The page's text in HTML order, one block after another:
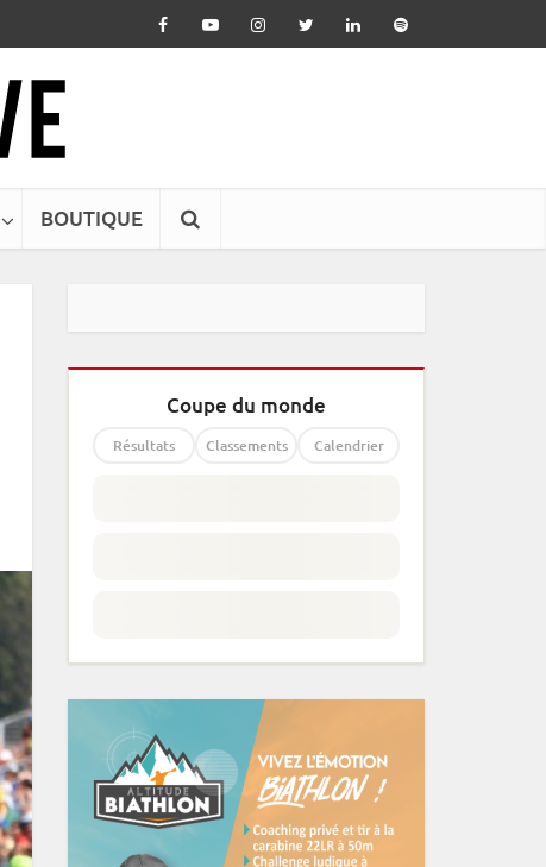
BOUTIQUE
Coupe du monde
Résultats Classements Calendrier